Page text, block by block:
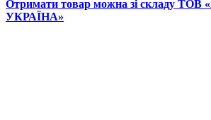
Отримати товар можна зі складу
УКРАЇНА»